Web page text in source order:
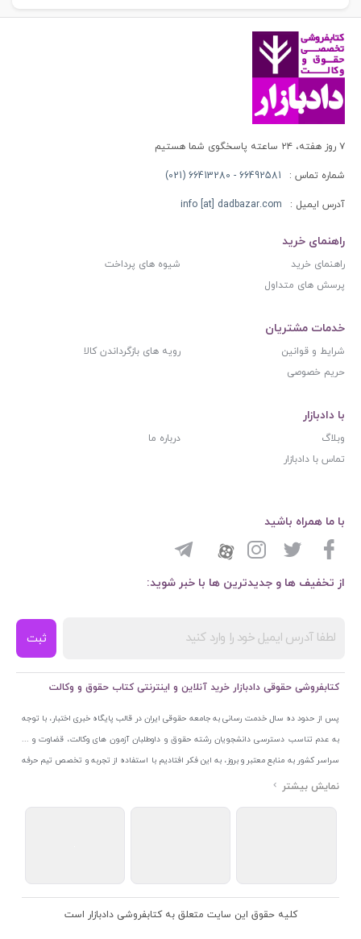
۷ روز هفته، ۲۴ ساعته پاسخگوی شما هستیم
شماره تماس : 66492581 - 66413280 (021)
آدرس ایمیل : info [at] dadbazar.com
راهنمای خرید
راهنمای خرید
شیوه های پرداخت
پرسش های متداول
خدمات مشتریان
شرایط و قوانین
رویه های بازگرداندن کالا
حریم خصوصی
با دادبازار
وبلاگ
درباره ما
تماس با دادبازار
از تخفیف ها و جدیدترین ها با خبر شوید:
ثبت
با ما همراه باشید
کتابفروشی حقوقی دادبازار خرید آنلاین و اینترنتی کتاب حقوق و وکالت
پس از حدود ده سال خدمت رسانی به جامعه حقوقی ایران در قالب پایگاه خبری اختبار، با توجه
به عدم تناسب دسترسی دانشجویان رشته حقوق و داوطلبان آزمون های وکالت، قضاوت و ...
سراسر کشور به منابع معتبر و بروز، به این فکر افتادیم با استفاده از تجربه و تخصص تیم حرفه
ای اختبار خدمتی جدید به جامعه حقوقی ایران ارائه کنیم. به این منظور با راه اندازی و تجهیز
اتحادیه ناشران و کتابفروشان تهران به منظور ارائه مطمئن ترین خدمات مجموعه بسیار کامل و
معتبری از کتاب های حقوقی را به علاقمندان عرضه کرده ایم. علاوه بر این با بهره گیری از فناوری
کلیه حقوق این سایت متعلق به کتابفروشی دادبازار است